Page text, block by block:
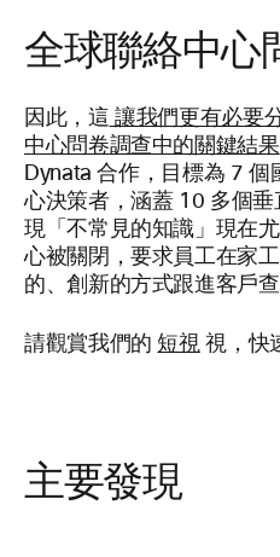
全球聯絡中心
因此，這 讓我們更有必要
中心問卷調查中的關鍵結果
Dynata 合作，目標為 7
心決策者，涵蓋 10 多個
現「不常見的知識」現在
心被關閉，要求員工在家
的、創新的方式跟進客戶查
請觀賞我們的短視視，快
主要發現